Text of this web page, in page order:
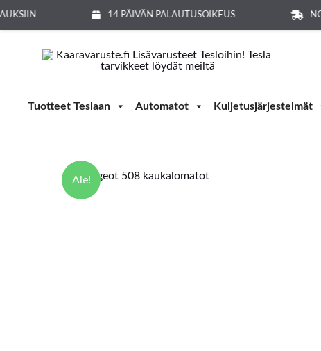
14 PÄIVÄN PALAUTUSOIKEUS
Siirry
sisältöön
Tuotteet Teslaan Automatot Kuljetusjärjestelmät
Ale!